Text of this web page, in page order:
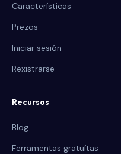
Características
Prezos
Iniciar sesión
Rexistrarse
Recursos
Blog
Ferramentas gratuítas